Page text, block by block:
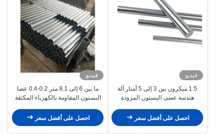
فيديو
1.5 ميكرون بين 3 إلى 5 أمتار آلة
هندسة عصى البستون المزودة
احصل على أفضل سعر
فيديو
ما بين 6 إلى 8.1 متر 0.2-0.4 عصا
البستون المقاومة بالكهرباء المكثفة
احصل على أفضل سعر